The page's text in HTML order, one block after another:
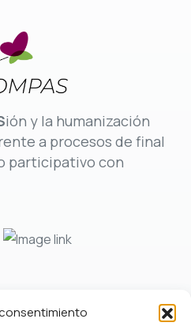
ión y la humanización
a procesos de final
participativo con